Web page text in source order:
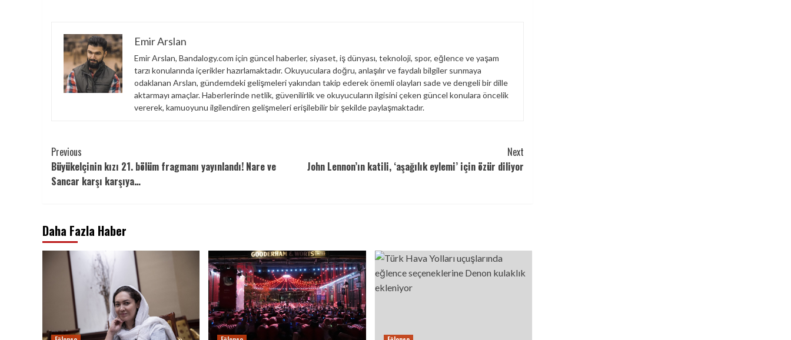
Emir Arslan
Emir Arslan, Bandalogy.com için güncel haberler, siyaset, iş dünyası, teknoloji, spor, eğlence ve yaşam
tarzı konularında içerikler hazırlamaktadır. Okuyuculara doğru, anlaşılır ve faydalı bilgiler sunmaya
odaklanan Arslan, gündemdeki gelişmeleri yakından takip ederek önemli olayları sade ve dengeli bir dille
aktarmayı amaçlar. Haberlerinde netlik, güvenilirlik ve okuyucuların ilgisini çeken güncel konulara öncelik
vererek, kamuoyunu ilgilendiren gelişmeleri erişilebilir bir şekilde paylaşmaktadır.
Continue
Reading
Previous
Büyükelçinin kızı 21. bölüm fragmanı yayınlandı! Nare ve
Sancar karşı karşıya…
Next
John Lennon’ın katili, ‘aşağılık eylemi’ için özür diliyor
Daha Fazla Haber